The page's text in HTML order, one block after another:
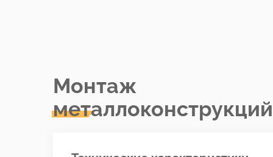
Монтаж
металлоконструкций